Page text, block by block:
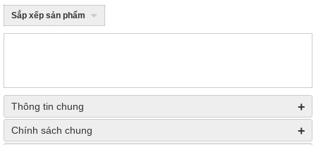
Sắp xếp sản phẩm
Thông tin chung +
Chính sách chung +